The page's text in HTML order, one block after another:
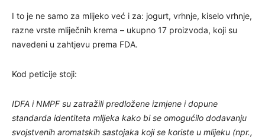
I to je ne samo za mlijeko već i za: jogurt, vrhnje, kiselo vrhnje,
razne vrste mliječnih krema – ukupno 17 proizvoda, koji su
navedeni u zahtjevu prema FDA.
Kod peticije stoji:
IDFA i NMPF su zatražili predložene izmjene i dopune
standarda identiteta mlijeka kako bi se omogućilo dodavanju
svojstvenih aromatskih sastojaka koji se koriste u mlijeku (npr.,